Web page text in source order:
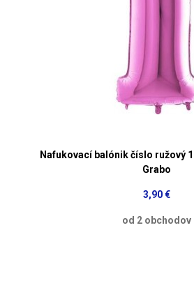
Nafukovací balónik číslo ružový
Grabo
3,90 €
od 2 obchodov